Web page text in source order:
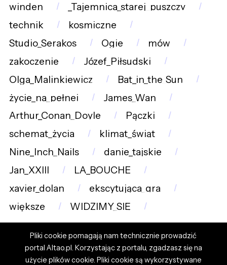
winden
_Tajemnica_starej_puszczy
technik
kosmiczne
Studio_Serakos
Ogie
mów
zakoczenie
Józef_Piłsudski
Olga_Malinkiewicz
Bat_in_the_Sun
życie_na_pełnej
James_Wan
Arthur_Conan_Doyle
Pączki
schemat_życia
klimat_świąt
Nine_Inch_Nails
danie_tajskie
Jan_XXIII
LA_BOUCHE
xavier_dolan
ekscytująca_gra
większe
WIDZIMY_SIĘ
Pliki cookie pomagają nam technicznie prowadzić
portal Altao.pl. Korzystając z portalu, zgadzasz się na
użycie plików cookie. Pliki cookie są wykorzystywane